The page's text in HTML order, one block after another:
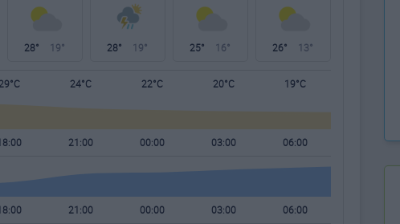
28° 19° 28° 19° 25° 16° 26° 13°
29°C 24°C 22°C 20°C 19°C
21:00 00:00 03:00 06:00
21:00 00:00 03:00 06:00